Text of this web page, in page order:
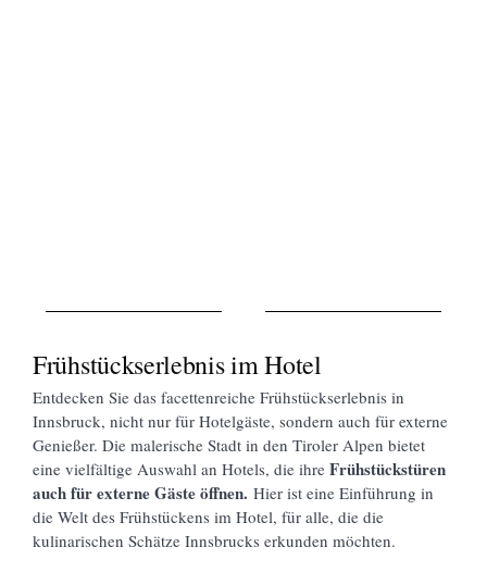
Frühstückserlebnis im Hotel
Entdecken Sie das facettenreiche Frühstückserlebnis in
Innsbruck, nicht nur für Hotelgäste, sondern auch für externe
Genießer. Die malerische Stadt in den Tiroler Alpen bietet
eine vielfältige Auswahl an Hotels, die ihre Frühstückstüren
auch für externe Gäste öffnen. Hier ist eine Einführung in
die Welt des Frühstückens im Hotel, für alle, die die
kulinarischen Schätze Innsbrucks erkunden möchten.